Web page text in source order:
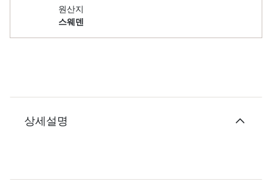
원산지
스웨덴
상세설명